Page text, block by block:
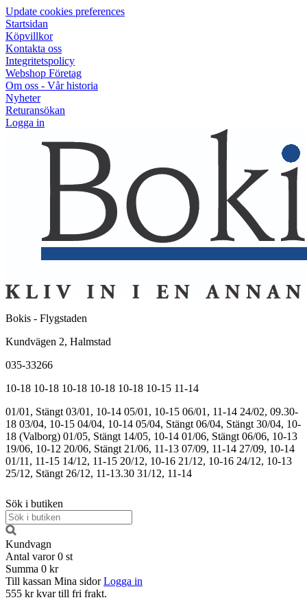
Update cookies preferences
Startsidan
Köpvillkor
Kontakta oss
Integritetspolicy
Webshop Företag
Om oss - Vår historia
Nyheter
Returansökan
Logga in
Bokis - Flygstaden
Kundvägen 2, Halmstad
035-33266
10-18 10-18 10-18 10-18 10-18 10-15 11-14
01/01, Stängt 03/01, 10-14 05/01, 10-15 06/01, 11-14 24/02, 09.30-
18 03/04, 10-15 04/04, 10-14 05/04, Stängt 06/04, Stängt 30/04, 10-
18 (Valborg) 01/05, Stängt 14/05, 10-14 01/06, Stängt 06/06, 10-13
19/06, 10-12 20/06, Stängt 21/06, 11-13 07/09, 11-14 27/09, 10-14
01/11, 11-15 14/12, 11-15 20/12, 10-16 21/12, 10-16 24/12, 10-13
25/12, Stängt 26/12, 11-13.30 31/12, 11-14
Sök i butiken
Kundvagn
Antal varor 0 st
Summa 0 kr
Till kassan Mina sidor Logga in
555 kr kvar till fri frakt.